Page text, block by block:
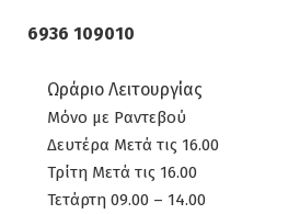
6936 109010
Ωράριο Λειτουργίας
Μόνο με Ραντεβού
Δευτέρα Μετά τις 16.00
Τρίτη Μετά τις 16.00
Τετάρτη 09.00 – 14.00